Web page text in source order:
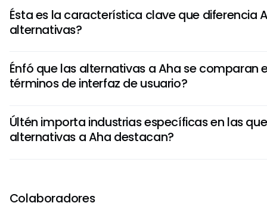
Ésta es la característica clave que diferencia
alternativas?
Las alternativas a Aha ofrecen características variadas
de carreras, gestión de ideas e instrumentos de
alternativa puede destacar diferentes áreas en como
Énfó que las alternativas a Aha se comparan
términos de interfaz de usuario?
La interfaz de usuario de las alternativas a Aha varía en
elegancia, funcionalidad y personalización Algunas
sencillez, mientras que otras enfocan la personalización
Últén importa industrias específicas en las
alternativas a Aha destacan?
planificación de proyectos Estas alternativas ofrecen
Colaboradores